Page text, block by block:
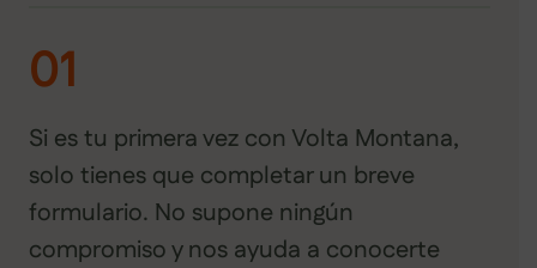
01
Si es tu primera vez con Volta Montana,
solo tienes que completar un breve
formulario. No supone ningún
compromiso y nos ayuda a conocerte